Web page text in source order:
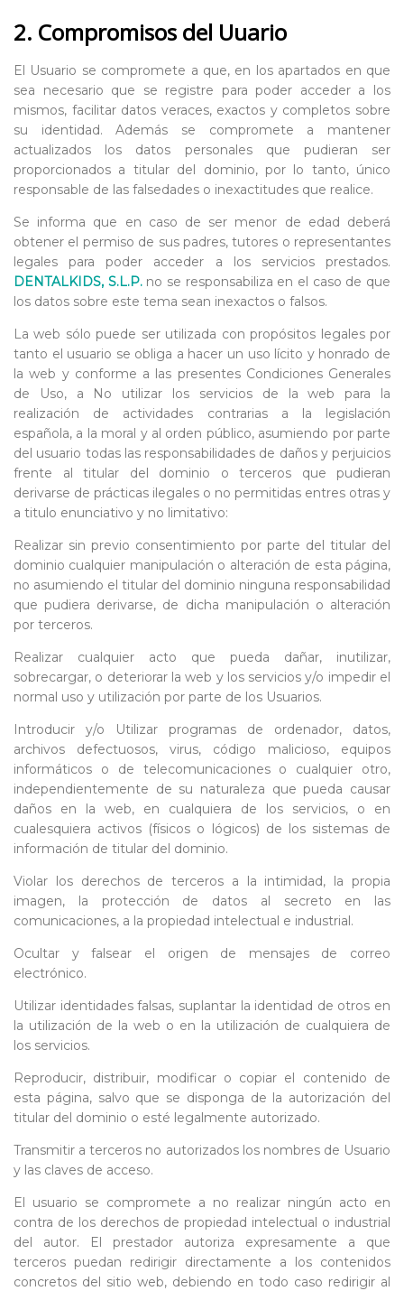
2. Compromisos del Uuario
El Usuario se compromete a que, en los apartados en que
sea necesario que se registre para poder acceder a los
mismos, facilitar datos veraces, exactos y completos sobre
su identidad. Además se compromete a mantener
actualizados los datos personales que pudieran ser
proporcionados a titular del dominio, por lo tanto, único
responsable de las falsedades o inexactitudes que realice.
Se informa que en caso de ser menor de edad deberá
obtener el permiso de sus padres, tutores o representantes
legales para poder acceder a los servicios prestados.
DENTALKIDS, S.L.P.no se responsabiliza en el caso de que
los datos sobre este tema sean inexactos o falsos.
La web sólo puede ser utilizada con propósitos legales por
tanto el usuario se obliga a hacer un uso lícito y honrado de
la web y conforme a las presentes Condiciones Generales
de Uso, a No utilizar los servicios de la web para la
realización de actividades contrarias a la legislación
española, a la moral y al orden público, asumiendo por parte
del usuario todas las responsabilidades de daños y perjuicios
frente al titular del dominio o terceros que pudieran
derivarse de prácticas ilegales o no permitidas entres otras y
a titulo enunciativo y no limitativo:
Realizar sin previo consentimiento por parte del titular del
dominio cualquier manipulación o alteración de esta página,
no asumiendo el titular del dominio ninguna responsabilidad
que pudiera derivarse, de dicha manipulación o alteración
por terceros.
Realizar cualquier acto que pueda dañar, inutilizar,
sobrecargar, o deteriorar la web y los servicios y/o impedir el
normal uso y utilización por parte de los Usuarios.
Introducir y/o Utilizar programas de ordenador, datos,
archivos defectuosos, virus, código malicioso, equipos
informáticos o de telecomunicaciones o cualquier otro,
independientemente de su naturaleza que pueda causar
daños en la web, en cualquiera de los servicios, o en
cualesquiera activos (físicos o lógicos) de los sistemas de
información de titular del dominio.
Violar los derechos de terceros a la intimidad, la propia
imagen, la protección de datos al secreto en las
comunicaciones, a la propiedad intelectual e industrial.
Ocultar y falsear el origen de mensajes de correo
electrónico.
Utilizar identidades falsas, suplantar la identidad de otros en
la utilización de la web o en la utilización de cualquiera de
los servicios.
Reproducir, distribuir, modificar o copiar el contenido de
esta página, salvo que se disponga de la autorización del
titular del dominio o esté legalmente autorizado.
Transmitir a terceros no autorizados los nombres de Usuario
y las claves de acceso.
El usuario se compromete a no realizar ningún acto en
contra de los derechos de propiedad intelectual o industrial
del autor. El prestador autoriza expresamente a que
terceros puedan redirigir directamente a los contenidos
concretos del sitio web, debiendo en todo caso redirigir al